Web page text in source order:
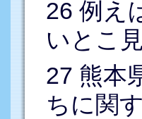
26 例え
いとこ
27 熊本
ちに関